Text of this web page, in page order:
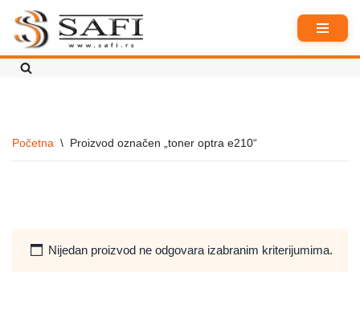
Skoči
na
Početna \ Proizvod označen „toner optra e210“
Nijedan proizvod ne odgovara izabranim kriterijumima.